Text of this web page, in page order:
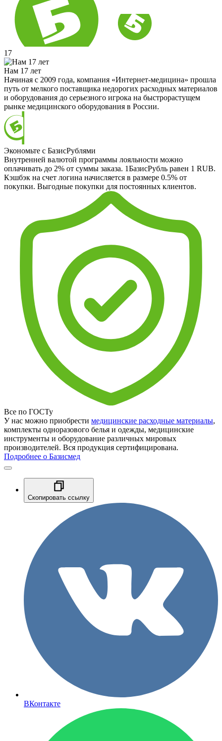
17
Нам 17 лет
Начиная с 2009 года, компания «Интернет-медицина» прошла
путь от мелкого поставщика недорогих расходных материалов
и оборудования до серьезного игрока на быстрорастущем
рынке медицинского оборудования в России.
Экономьте с БазисРублями
Внутренней валютой программы лояльности можно
оплачивать до 2% от суммы заказа. 1БазисРубль равен 1 RUB.
Кэшбэк на счет логина начисляется в размере 0.5% от
покупки. Выгодные покупки для постоянных клиентов.
Все по ГОСТу
У нас можно приобрести медицинские расходные материалы,
комплекты одноразового белья и одежды, медицинские
инструменты и оборудование различных мировых
производителей. Вся продукция сертифицирована.
Подробнее о Базисмед
Скопировать ссылку
ВКонтакте